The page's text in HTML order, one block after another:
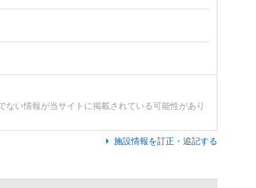
い情報が当サイトに掲載されている可能性があり
施設情報を訂正・追記する